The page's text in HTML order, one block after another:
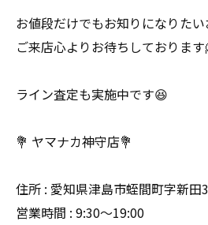
お値段だけでもお知りになりた
ご来店心よりお待ちしておりま
ライン査定も実施中です😆
💐 ヤマナカ神守店💐
住所 : 愛知県津島市蛭間町字新田
営業時間 : 9:30〜19:00